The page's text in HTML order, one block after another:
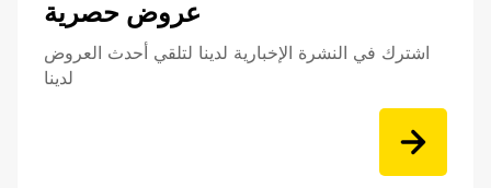
عروض حصرية
اشترك في النشرة الإخبارية لدينا لتلقي أحدث العروض
لدينا